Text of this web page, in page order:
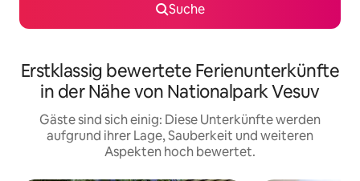
Suche
Erstklassig bewertete Ferienunterkünfte
in der Nähe von Nationalpark Vesuv
Gäste sind sich einig: Diese Unterkünfte werden
aufgrund ihrer Lage, Sauberkeit und weiteren
Aspekten hoch bewertet.